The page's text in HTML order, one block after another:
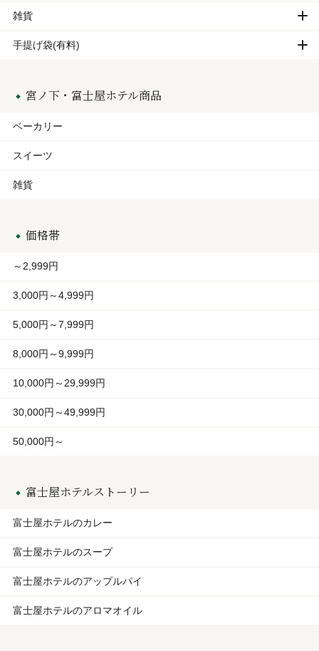
雑貨
手提げ袋(有料)
宮ノ下・富士屋ホテル商品
ベーカリー
スイーツ
雑貨
価格帯
～2,999円
3,000円～4,999円
5,000円～7,999円
8,000円～9,999円
10,000円～29,999円
30,000円～49,999円
50,000円～
富士屋ホテルストーリー
富士屋ホテルのカレー
富士屋ホテルのスープ
富士屋ホテルのアップルパイ
富士屋ホテルのアロマオイル